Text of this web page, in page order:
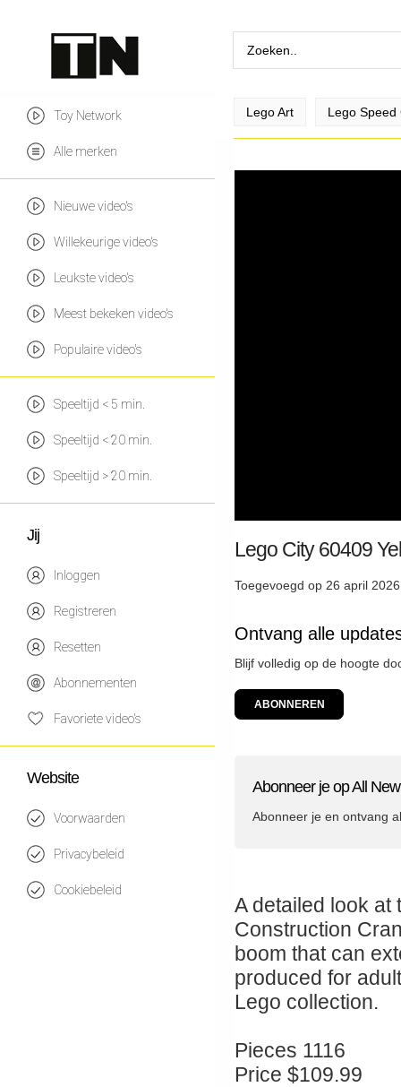
Toy Network
Alle merken
Nieuwe video's
Willekeurige video's
Leukste video's
Meest bekeken video's
Populaire video's
Speeltijd < 5 min.
Speeltijd < 20 min.
Speeltijd > 20 min.
Jij
Inloggen
Registreren
Resetten
Abonnementen
Favoriete video's
Website
Voorwaarden
Privacybeleid
Cookiebeleid
Lego Art Lego Speed
Lego City 60409
Toegevoegd op 26 april
Ontvang alle
Blijf volledig op de hoogte
ABONNEREN
Abonneer je op All
Abonneer je en ontvang
A detailed look at
Construction
boom that can
produced for
Lego collection.
Pieces 1116
Price $109.99